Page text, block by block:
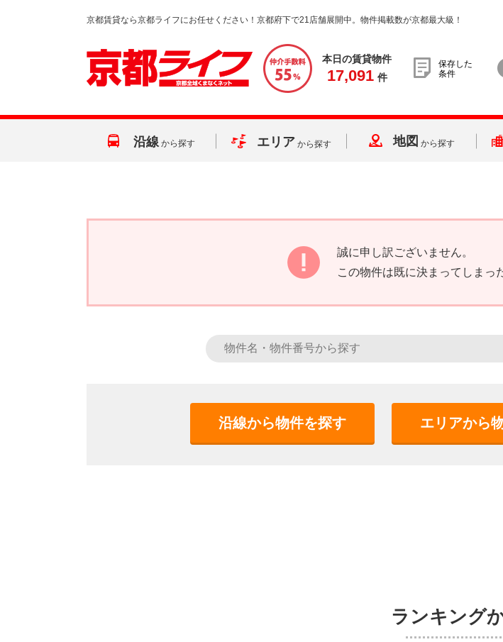
京都賃貸なら京都ライフにお任せください！京都府下で21店舗展開中。物件掲載数が京都最大級！
本日の賃貸物件
17,091 件
保存した
条件
沿線 から探す エリア から探す 地図 から探す
誠に申し訳ございません。
この物件は既に決まってしまっ
沿線から物件を探す エリアから
ランキング